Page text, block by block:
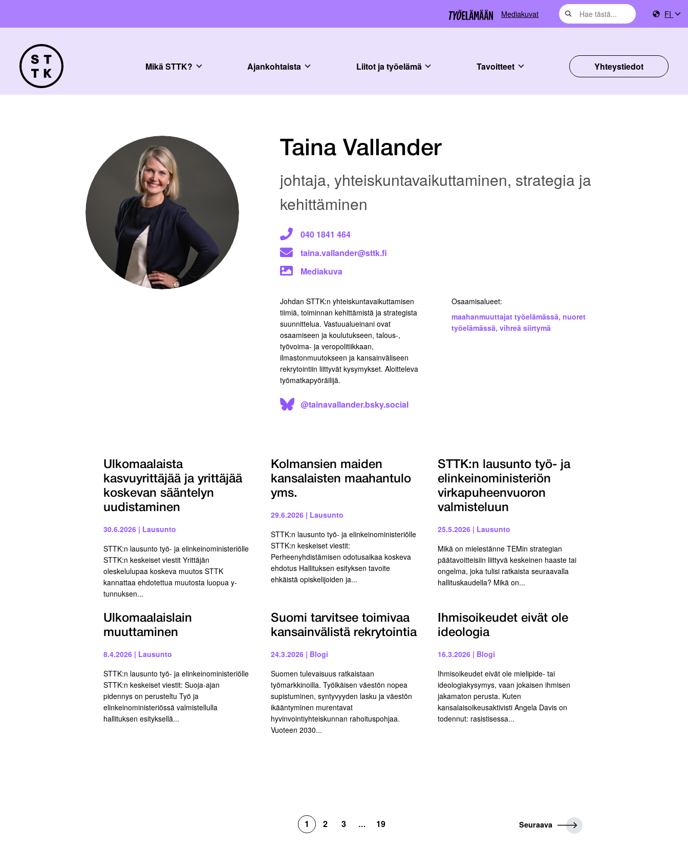
Mediakuvat FI
Mikä STTK? Ajankohtaista Liitot ja työelämä Tavoitteet Yhteystiedot
Taina Vallander
johtaja, yhteiskuntavaikuttaminen, strategia ja
kehittäminen
040 1841 464
taina.vallander@sttk.fi
Mediakuva
Johdan STTK:n yhteiskuntavaikuttamisen
tiimiä, toiminnan kehittämistä ja strategista
suunnittelua. Vastuualueinani ovat
osaamiseen ja koulutukseen, talous-,
työvoima- ja veropolitiikkaan,
ilmastonmuutokseen ja kansainväliseen
rekrytointiin liittyvät kysymykset. Aloitteleva
työmatkapyöräilijä.
@tainavallander.bsky.social
Osaamisalueet:
maahanmuuttajat työelämässä, nuoret
työelämässä, vihreä siirtymä
Ulkomaalaista
kasvuyrittäjää ja yrittäjää
koskevan sääntelyn
uudistaminen
30.6.2026 | Lausunto
STTK:n lausunto työ- ja elinkeinoministeriölle
STTK:n keskeiset viestit Yrittäjän
oleskelulupaa koskeva muutos STTK
kannattaa ehdotettua muutosta luopua y-
tunnuksen...
Kolmansien maiden
kansalaisten maahantulo
yms.
29.6.2026| Lausunto
STTK:n lausunto työ- ja elinkeinoministeriölle
STTK:n keskeiset viestit:
Perheenyhdistämisen odotusaikaa koskeva
ehdotus Hallituksen esityksen tavoite
ehkäistä opiskelijoiden ja...
STTK:n lausunto työ- ja
elinkeinoministeriön
virkapuheenvuoron
valmisteluun
25.5.2026 | Lausunto
Mikä on mielestänne TEMin strategian
päätavoitteisiin liittyvä keskeinen haaste tai
ongelma, joka tulisi ratkaista seuraavalla
hallituskaudella? Mikä on...
Ulkomaalaislain
muuttaminen
8.4.2026 | Lausunto
STTK:n lausunto työ- ja elinkeinoministeriölle
STTK:n keskeiset viestit: Suoja-ajan
pidennys on perusteltu Työ ja
elinkeinoministeriössä valmistellulla
hallituksen esityksellä...
Suomi tarvitsee toimivaa
kansainvälistä rekrytointia
24.3.2026| Blogi
Suomen tulevaisuus ratkaistaan
työmarkkinoilla. Työikäisen väestön nopea
supistuminen, syntyvyyden lasku ja väestön
ikääntyminen murentavat
hyvinvointiyhteiskunnan rahoituspohjaa.
Vuoteen 2030...
Ihmisoikeudet eivät ole
ideologia
16.3.2026 | Blogi
Ihmisoikeudet eivät ole mielipide- tai
ideologiakysymys, vaan jokaisen ihmisen
jakamaton perusta. Kuten
kansalaisoikeusaktivisti Angela Davis on
todennut: rasistisessa...
1 2 3 … 19
S
Seuraava